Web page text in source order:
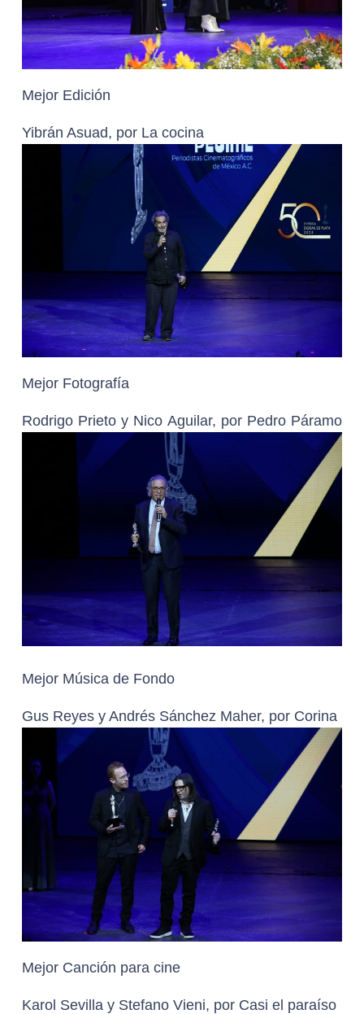
Mejor Edición
Yibrán Asuad, por La cocina
Mejor Fotografía
Rodrigo Prieto y Nico Aguilar, por Pedro Páramo
Mejor Música de Fondo
Gus Reyes y Andrés Sánchez Maher, por Corina
Mejor Canción para cine
Karol Sevilla y Stefano Vieni, por Casi el paraíso